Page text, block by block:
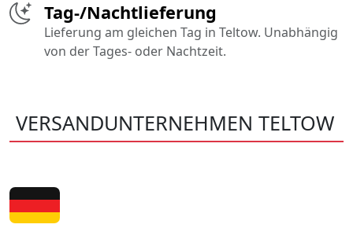
Tag-/Nachtlieferung
Lieferung am gleichen Tag in Teltow. Unabhängig
von der Tages- oder Nachtzeit.
VERSANDUNTERNEHMEN TELTOW